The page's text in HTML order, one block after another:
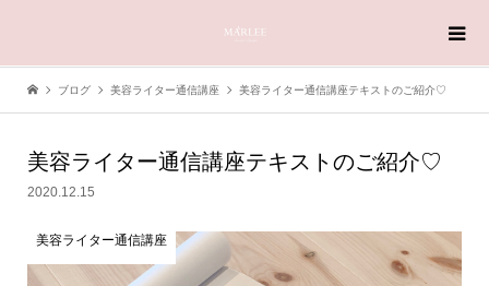
ブログ 美容ライター通信講座 美容ライター通信講座テキストのご紹介♡
美容ライター通信講座テキストのご紹介♡
2020.12.15
美容ライター通信講座